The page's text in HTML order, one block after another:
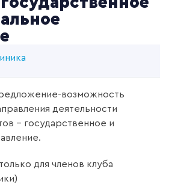
возможность
деятельности
- государственное и
для членов клуба